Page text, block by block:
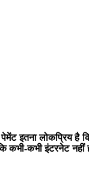
इतना लोकप्रिय
कभी इंटरनेट नहीं